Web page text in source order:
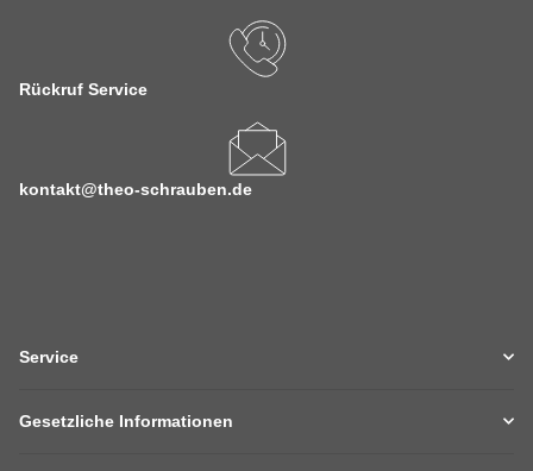
Rückruf Service
kontakt@theo-schrauben.de
Service
Gesetzliche Informationen